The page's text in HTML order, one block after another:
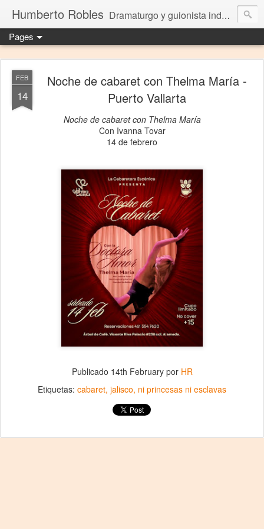
Humberto Robles Dramaturgo y guionista independiente
Pages
FEB
14
Noche de cabaret con Thelma María -
Puerto Vallarta
Noche de cabaret con Thelma María
Con Ivanna Tovar
14 de febrero
Publicado 14th Februarypor HR
Etiquetas: cabaret jalisco ni princesas ni esclavas